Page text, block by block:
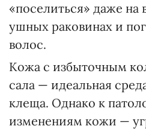
«поселиться» даже на
ушных раковинах и
волос.
Кожа с избыточным
сала — идеальная
клеща. Однако к
изменениям кожи —